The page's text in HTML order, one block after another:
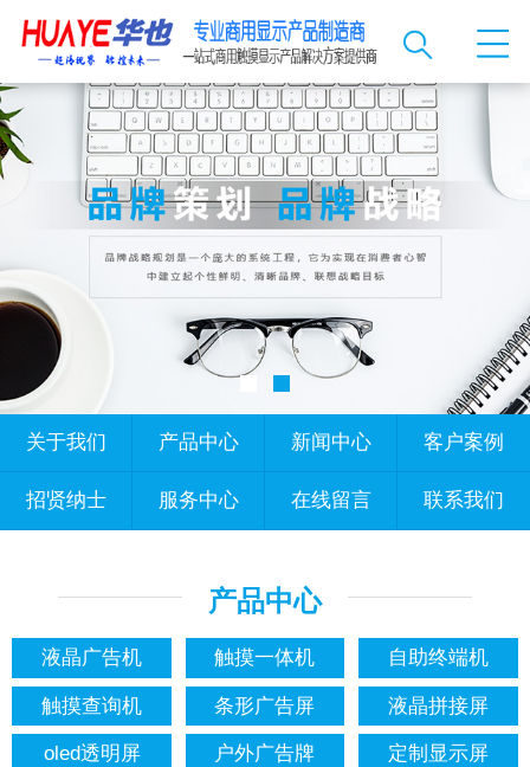
关于我们 产品中心 新闻中心 客户案例
招贤纳士 服务中心 在线留言 联系我们
产品中心
液晶广告机 触摸一体机 自助终端机
触摸查询机 条形广告屏 液晶拼接屏
oled透明屏 户外广告牌 定制显示屏